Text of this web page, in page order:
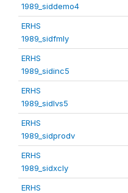
1989_siddemo4
ERHS
1989_sidfmly
ERHS
1989_sidinc5
ERHS
1989_sidlvs5
ERHS
1989_sidprodv
ERHS
1989_sidxcly
ERHS